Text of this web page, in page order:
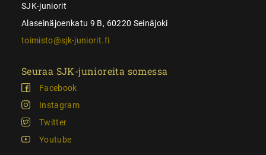
SJK-juniorit
Alaseinäjoenkatu 9 B, 60220 Seinäjoki
toimisto@sjk-juniorit.fi
Seuraa SJK-junioreita somessa
Facebook
Instagram
Twitter
Youtube